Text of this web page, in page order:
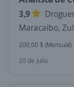
3,9
Maracaibo,
200,00 $ (Mensual)
20 de julio